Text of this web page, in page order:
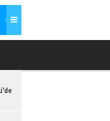
KARS'TA (GEKİS)'IN ILK